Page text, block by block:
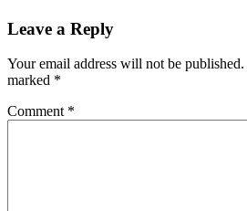
Leave a Reply
Your email address will not be published.
marked *
Comment *